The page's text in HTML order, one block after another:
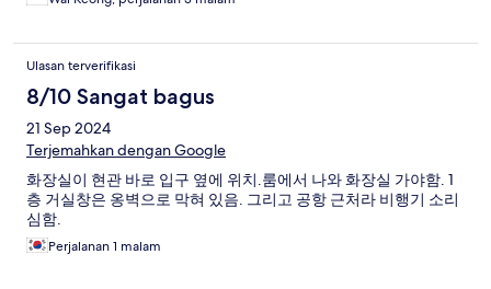
Ulasan terverifikasi
8/10 Sangat bagus
21 Sep 2024
Terjemahkan dengan Google
화장실이 현관 바로 입구 옆에 위치.룸에서 나와 화장실 가야함. 1
층 거실창은 옹벽으로 막혀 있음. 그리고 공항 근처라 비행기 소리
심함.
Perjalanan 1 malam